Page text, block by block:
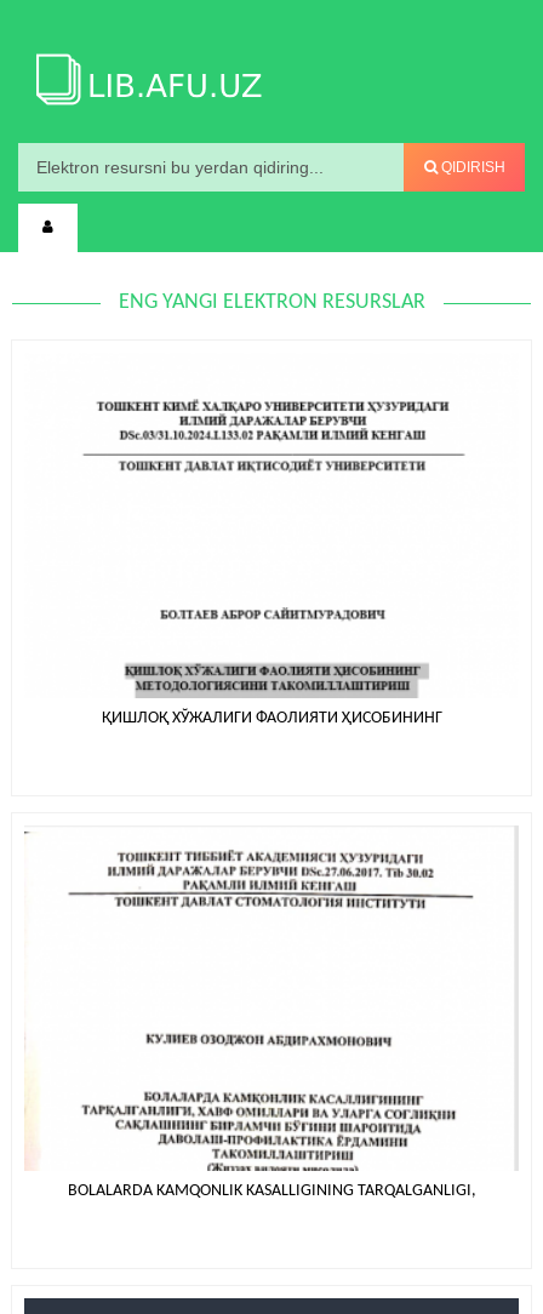
QIDIRISH
ENG YANGI ELEKTRON RESURSLAR
ҚИШЛОҚ ХЎЖАЛИГИ ФАОЛИЯТИ ҲИСОБИНИНГ
BOLALARDA KAMQONLIK KASALLIGINING TARQALGANLIGI,